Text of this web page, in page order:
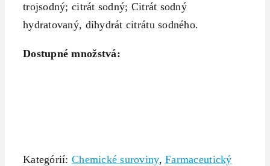
trojsodný; citrát sodný; Citrát sodný
hydratovaný, dihydrát citrátu sodného.
Dostupné množstvá:
Kategórií: Chemické suroviny,Farmaceutický